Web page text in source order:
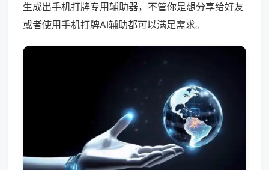
生成出手机打牌专用辅助器，不管你是想分享给好友
或者使用手机打牌AI辅助都可以满足需求。